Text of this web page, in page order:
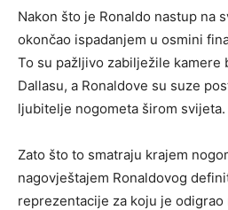
Nakon što je Ronaldo nastup na
okončao ispadanjem u osmini
To su pažljivo zabilježile
Dallasu, a Ronaldove su suze
ljubitelje nogometa širom svijeta.
Zato što to smatraju krajem
nagovještajem Ronaldovog
reprezentacije za koju je